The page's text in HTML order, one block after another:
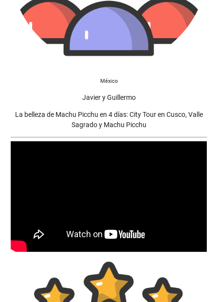
México
Javier y Guillermo
La belleza de Machu Picchu en 4 días: City Tour en Cusco, Valle
Sagrado y Machu Picchu